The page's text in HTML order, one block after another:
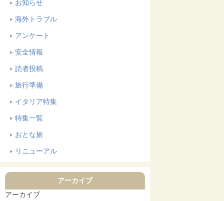
お知らせ
海外トラブル
アンケート
安全情報
読者投稿
旅行準備
イタリア特集
特集一覧
おとな旅
リニューアル
アーカイブ
アーカイブ